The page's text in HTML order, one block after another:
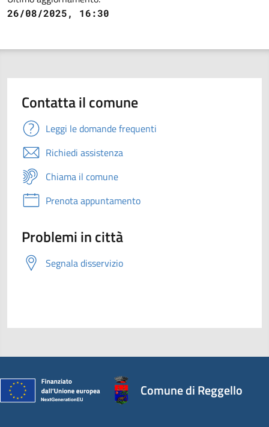
26/08/2025, 16:30
Contatta il comune
Leggi le domande frequenti
Richiedi assistenza
Chiama il comune
Prenota appuntamento
Problemi in città
Segnala disservizio
Comune di Reggello